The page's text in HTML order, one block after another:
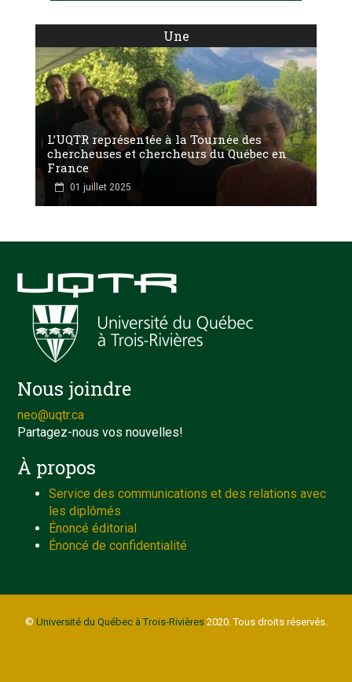
Une
L’UQTR représentée à la Tournée des
chercheuses et chercheurs du Québec en
France
01 juillet 2025
Nous joindre
neo@uqtr.ca
Partagez-nous vos nouvelles!
À propos
Service des communications et des relations avec
les diplômés
Énoncé éditorial
Énoncé de confidentialité
© Université du Québec à Trois-Rivières2020. Tous droits réservés.